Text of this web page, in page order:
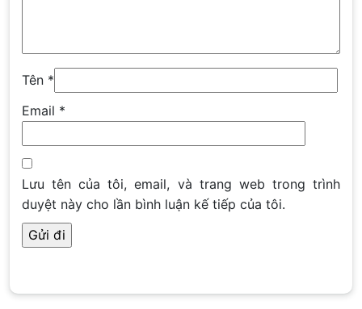
Tên *
Email *
Lưu tên của tôi, email, và trang web trong trình
duyệt này cho lần bình luận kế tiếp của tôi.